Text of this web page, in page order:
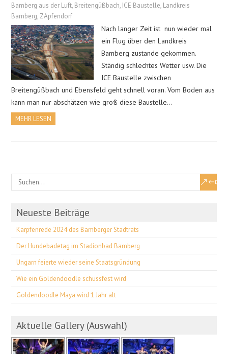
Bamberg aus der Luft, Breitengüßbach, ICE Baustelle, Landkreis
Bamberg, ZApfendorf
Nach langer Zeit ist nun wieder mal
ein Flug über den Landkreis
Bamberg zustande gekommen.
Ständig schlechtes Wetter usw. Die
ICE Baustelle zwischen
Breitengüßbach und Ebensfeld geht schnell voran. Vom Boden aus
kann man nur abschätzen wie groß diese Baustelle…
MEHR LESEN
Neueste Beiträge
Karpfenrede 2024 des Bamberger Stadtrats
Der Hundebadetag im Stadionbad Bamberg
Ungarn feierte wieder seine Staatsgründung
Wie ein Goldendoodle schussfest wird
Goldendoodle Maya wird 1 Jahr alt
Aktuelle Gallery (Auswahl)